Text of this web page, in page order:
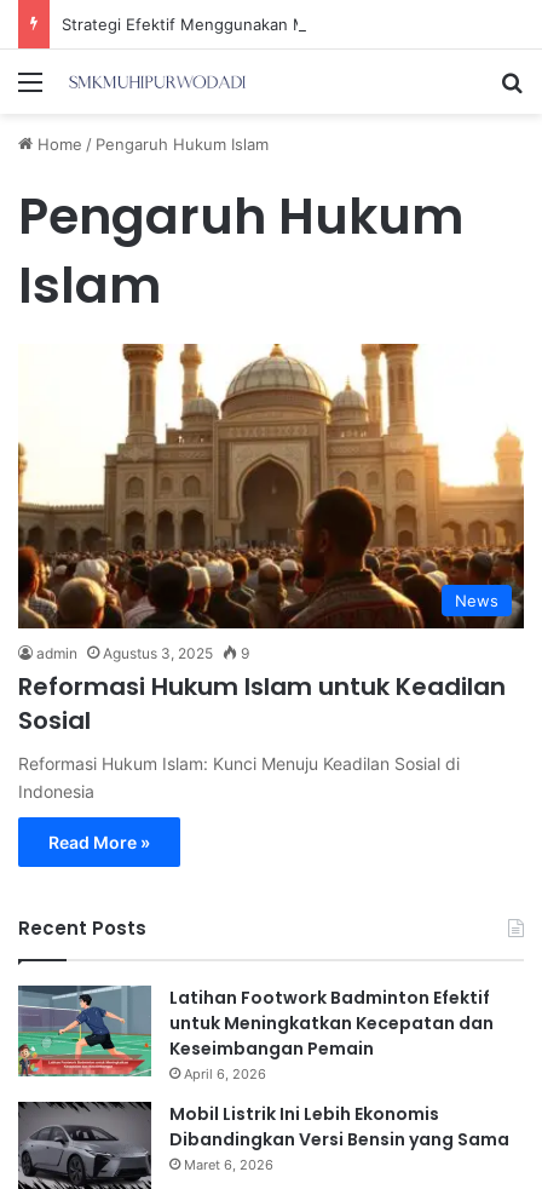
Menu
Home / Pengaruh Hukum Islam
Pengaruh Hukum
Islam
News
admin Agustus 3, 2025 9
Reformasi Hukum Islam untuk Keadilan
Sosial
Reformasi Hukum Islam: Kunci Menuju Keadilan Sosial di
Indonesia
Read More »
Recent Posts
Latihan Footwork Badminton Efektif
untuk Meningkatkan Kecepatan dan
Keseimbangan Pemain
April 6, 2026
Mobil Listrik Ini Lebih Ekonomis
Dibandingkan Versi Bensin yang Sama
Maret 6, 2026